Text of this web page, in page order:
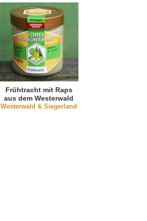
Frühtracht mit Raps
aus dem Westerwald
Westerwald & Siegerland